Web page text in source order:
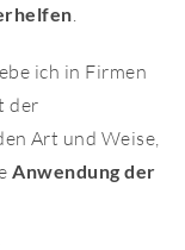
ich in Firmen
der
Art und Weise,
Anwendung der